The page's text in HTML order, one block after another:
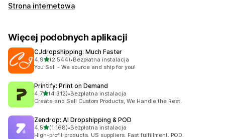
Strona internetowa
Więcej podobnych aplikacji
CJdropshipping: Much Faster
4,9na 5 gwiazdek
(2 544)
Łączna liczba recenzji: 2544
•Bezpłatna instalacja
You Sell - We source and ship for you!
Printify: Print on Demand
4,7na 5 gwiazdek
(4 312)
Łączna liczba recenzji: 4312
•Bezpłatna instalacja
Create and Sell Custom Products, We Handle the Rest.
Zendrop: AI Dropshipping & POD
4,5na 5 gwiazdek
(1 168)
Łączna liczba recenzji: 1168
•Bezpłatna instalacja
High-profit products. US suppliers. Fast fulfillment. POD.